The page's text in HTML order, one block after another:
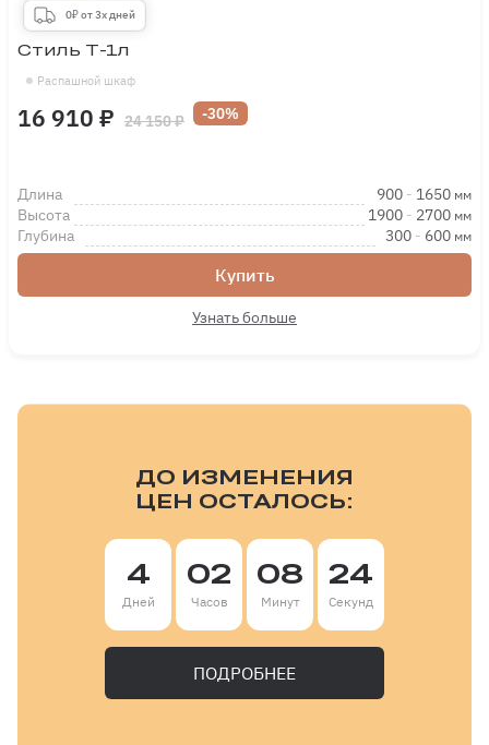
0₽ от 3х дней
Распашной шкаф
Стиль Т-1л
16 910 ₽ 24 150 ₽ -30%
Длина 900 - 1650 мм
Высота 1900 - 2700 мм
Глубина 300 - 600 мм
Купить
Узнать больше
ДО ИЗМЕНЕНИЯ
ЦЕН ОСТАЛОСЬ:
ПОДРОБНЕЕ
4
Дней
02
Часов
08
Минут
22
Секунд